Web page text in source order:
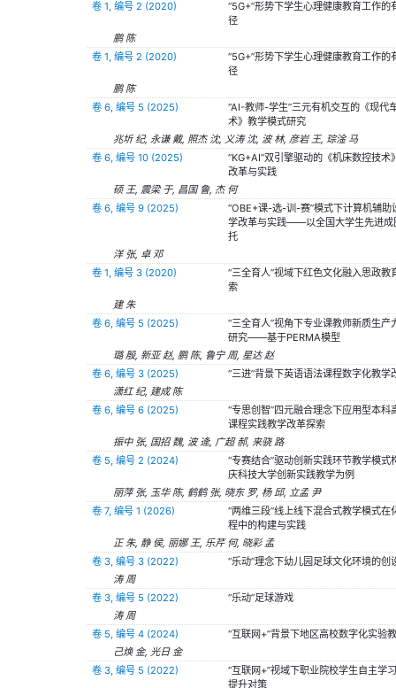
卷 1, 编号 2 (2020)
“5G+”形势下学生心理健康教育工作的
径
鹏 陈
卷 1, 编号 2 (2020)
“5G+”形势下学生心理健康教育工作的
径
鹏 陈
卷 6, 编号 5 (2025)
“AI-教师-学生”三元有机交互的《现代
术》教学模式研究
兆圻 纪, 永谦 戴, 照杰 沈, 义涛 沈, 波 林, 彦岩 王, 琮淦 马
卷 6, 编号 10 (2025)
“KG+AI”双引擎驱动的《机床数控技术
改革与实践
硕 王, 震梁 于, 昌国 鲁, 杰 何
卷 6, 编号 9 (2025)
“OBE+课-选-训-赛”模式下计算机辅助
学改革与实践——以全国大学生先进成
托
洋 张, 卓 邓
卷 1, 编号 3 (2020)
“三全育人”视域下红色文化融入思政教
索
建 朱
卷 6, 编号 5 (2025)
“三全育人”视角下专业课教师新质生产
研究——基于PERMA模型
璐 殷, 新亚 赵, 鹏 陈, 鲁宁 周, 星达 赵
卷 6, 编号 3 (2025)
“三进”背景下英语语法课程数字化教学
潇红 纪, 建成 陈
卷 6, 编号 6 (2025)
“专思创智”四元融合理念下应用型本科
课程实践教学改革探索
振中 张, 国招 魏, 波 逄, 广超 郝, 来骁 路
卷 5, 编号 2 (2024)
“专赛结合”驱动创新实践环节教学模
庆科技大学创新实践教学为例
丽萍 张, 玉华 陈, 鹤鹤 张, 晓东 罗, 杨 邱, 立孟 尹
卷 7, 编号 1 (2026)
“两维三段”线上线下混合式教学模式在
程中的构建与实践
正 朱, 静 侯, 丽娜 王, 乐芹 何, 晓彩 孟
卷 3, 编号 3 (2022)
“乐动”理念下幼儿园足球文化环境的创
涛 周
卷 3, 编号 5 (2022)
“乐动”足球游戏
涛 周
卷 5, 编号 4 (2024)
“互联网+”背景下地区高校数字化实验
己焕 金, 光日 金
卷 3, 编号 5 (2022)
“互联网+”视域下职业院校学生自主学
提升对策